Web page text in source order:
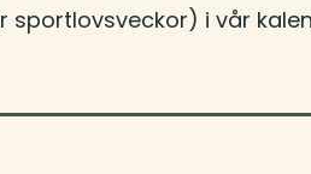
sportlovsveckor) i vår